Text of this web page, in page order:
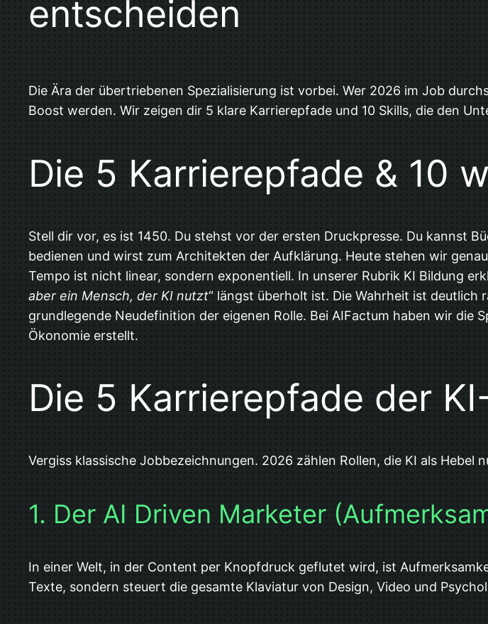
entscheiden
Die Ära der übertriebenen Spezialisierung ist vorbei. Wer 2026 im Job
Boost werden. Wir zeigen dir 5 klare Karrierepfade und 10 Skills, die den
Die 5 Karrierepfade & 10
Stell dir vor, es ist 1450. Du stehst vor der ersten Druckpresse. Du kannst
bedienen und wirst zum Architekten der Aufklärung. Heute stehen wir
Tempo ist nicht linear, sondern exponentiell. In unserer Rubrik KI Bildung
aber ein Mensch, der KI nutzt“ längst überholt ist. Die Wahrheit ist
grundlegende Neudefinition der eigenen Rolle. Bei AIFactum haben wir
Ökonomie erstellt.
Die 5 Karrierepfade der
Vergiss klassische Jobbezeichnungen. 2026 zählen Rollen, die KI als Hebel
1. Der AI Driven Marketer
In einer Welt, in der Content per Knopfdruck geflutet wird, ist
Texte, sondern steuert die gesamte Klaviatur von Design, Video und